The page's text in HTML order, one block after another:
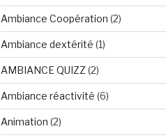
Ambiance Coopération (2)
Ambiance dextérité (1)
AMBIANCE QUIZZ(2)
Ambiance réactivité (6)
Animation (2)